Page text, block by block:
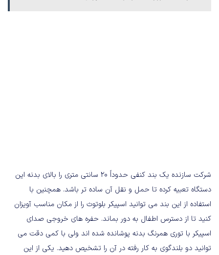
شرکت سازنده یک بند کنفی حدوداً 20 سانتی متری را بالای بدنه این
دستگاه تعبیه کرده تا حمل و نقل آن ساده تر باشد. همچنین با
استفاده از این بند می توانید اسپیکر بلوتوث را از مکان مناسب آویزان
کنید تا از دسترس اطفال به دور بماند. حفره های خروجی صدای
اسپیکر با توری همرنگ بدنه پوشانده شده اند ولی با کمی دقت می
توانید دو بلندگوی به کار رفته در آن را تشخیص دهید. یکی از این